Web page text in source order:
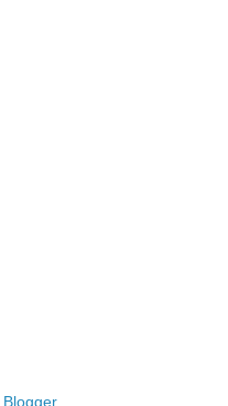
Blogger.